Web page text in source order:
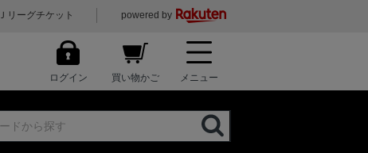
Ｊリーグチケット powered by
ログイン 買い物かご メニュー